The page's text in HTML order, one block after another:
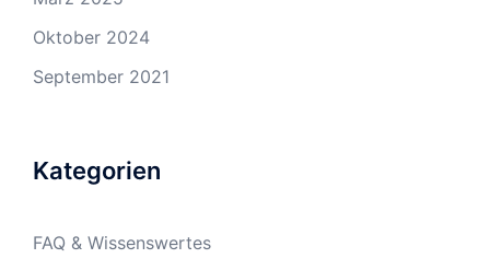
Oktober 2024
September 2021
Kategorien
FAQ & Wissenswertes